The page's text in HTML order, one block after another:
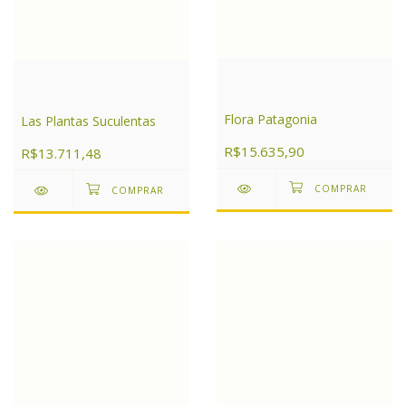
Las Plantas Suculentas
R$13.711,48
Flora Patagonia
R$15.635,90